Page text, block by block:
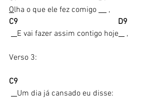
Olha o que ele fez comigo
,
C9                                                  D9
E vai fazer assim contigo hoje
,
Verso 3:
C9
Um dia já cansado eu disse: